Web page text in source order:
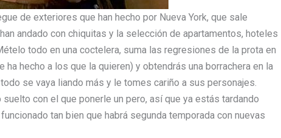
de exteriores que han hecho por Nueva York, que sale
andado con chiquitas y la selección de apartamentos, hoteles
todo en una coctelera, suma las regresiones de la prota en
hecho a los que la quieren) y obtendrás una borrachera en la
se vaya liando más y le tomes cariño a sus personajes.
con el que ponerle un pero, así que ya estás tardando
tan bien que habrá segunda temporada con nuevas